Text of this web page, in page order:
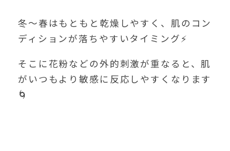
冬〜春はもともと乾燥しやすく、肌のコン
ディションが落ちやすいタイミング⚡
そこに花粉などの外的刺激が重なると、肌
がいつもより敏感に反応しやすくなります
🌀